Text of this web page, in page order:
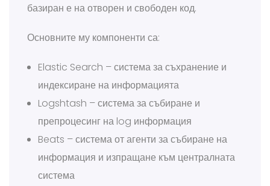
базиран е на отворен и свободен код.
Основните му компоненти са:
Elastic Search – система за съхранение и
индексиране на информацията
Logshtash – система за събиране и
препроцесинг на log информация
Beats – система от агенти за събиране на
информация и изпращане към централната
система